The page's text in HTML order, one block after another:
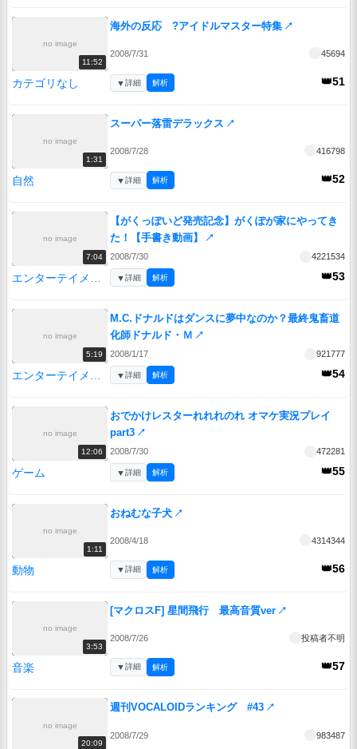
no image
11:52
海外の反応 ?アイドルマスター特集 ↗
2008/7/31 45694
カテゴリなし 👑51
▼詳細 解析
no image
1:31
スーパー落雷デラックス ↗
2008/7/28 416798
自然 👑52
▼詳細 解析
no image
7:04
【がくっぽいど発売記念】がくぽが家にやってき
た！【手書き動画】
↗
2008/7/30 4221534
👑53
▼詳細 解析
no image
5:19
M.C.ドナルドはダンスに夢中なのか？最終鬼畜道
化師ドナルド・Ｍ ↗
2008/1/17 921777
👑54
▼詳細 解析
no image
12:06
おでかけレスターれれれのれ オマケ実況プレイ
part3 ↗
2008/7/30 472281
ゲーム 👑55
▼詳細 解析
no image
1:11
おねむな子犬 ↗
2008/4/18 4314344
動物 👑56
▼詳細 解析
no image
3:53
[マクロスF] 星間飛行 最高音質ver ↗
2008/7/26 投稿者不明
音楽 👑57
▼詳細 解析
no image
20:09
週刊VOCALOIDランキング #43 ↗
2008/7/29 983487